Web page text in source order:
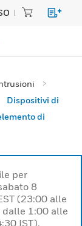
Dispositivi di
di
per
8
(23:00 alle
dalle 1:00 alle
IST).